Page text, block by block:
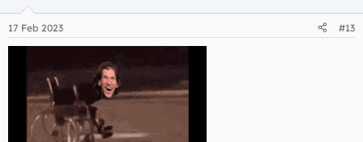
e
s
17 Feb 2023 #13